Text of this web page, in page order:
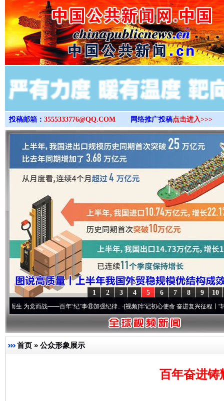
>
投稿邮箱： 3555333776@QQ.COM 网络推广投稿点击进入>>>
10
9
8
7
6
5
4
3
2
1
——百年“纪”事⑧加强纪律..·[视频]牢记初心使命 奋进复兴征程丨“转折之城”激荡.. ·[
首页 » 公众形象展示
百年奋进铸